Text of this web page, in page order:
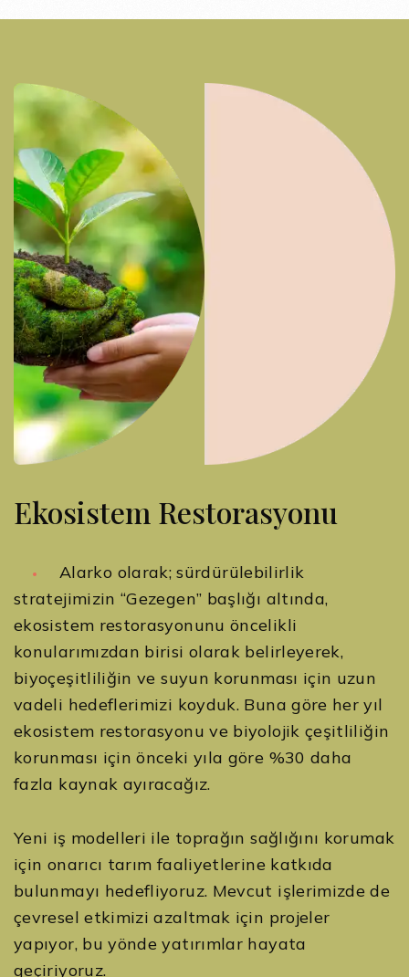
Ekosistem Restorasyonu
Alarko olarak; sürdürülebilirlik
stratejimizin “Gezegen” başlığı altında,
ekosistem restorasyonunu öncelikli
konularımızdan birisi olarak belirleyerek,
biyoçeşitliliğin ve suyun korunması için uzun
vadeli hedeflerimizi koyduk. Buna göre her yıl
ekosistem restorasyonu ve biyolojik çeşitliliğin
korunması için önceki yıla göre %30 daha
fazla kaynak ayıracağız.
Yeni iş modelleri ile toprağın sağlığını korumak
için onarıcı tarım faaliyetlerine katkıda
bulunmayı hedefliyoruz. Mevcut işlerimizde de
çevresel etkimizi azaltmak için projeler
yapıyor, bu yönde yatırımlar hayata
geçiriyoruz.